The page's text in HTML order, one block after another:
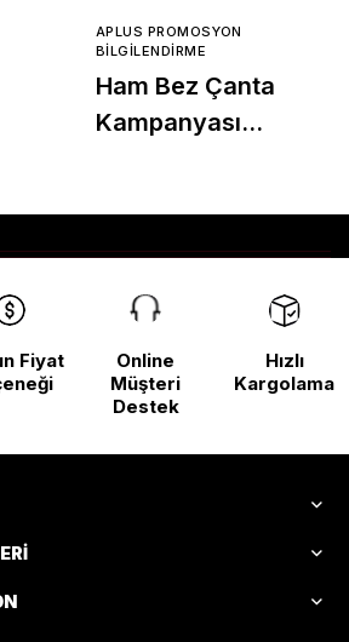
APLUS PROMOSYON
BILGILENDIRME
Ham Bez Çanta
Kampanyası
Fiyat
Online
Müşteri
Destek
Hızlı
Kargolama